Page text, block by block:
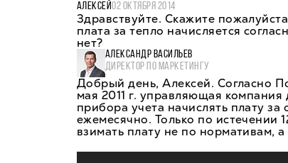
АЛЕКСЕЙ02 ОКТЯБРЯ 2014
Здравствуйте. Скажите
плата за тепло начисляется
нет?
АЛЕКСАНДР ВАСИЛЬЕВ
ДИРЕКТОР ПО МАРКЕТИНГУ
Добрый день, Алексей. Согласно
мая 2011 г. управляющая
прибора учета начислять плату
ежемесячно. Только по истечении
взимать плату не по нормативам,